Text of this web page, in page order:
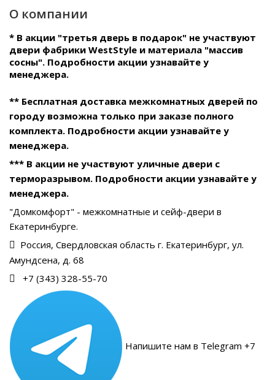
О компании
* В акции "третья дверь в подарок" не участвуют
двери фабрики WestStyle и материала "массив
сосны". Подробности акции узнавайте у
менеджера.
** Бесплатная доставка межкомнатных дверей по
городу возможна только при заказе полного
комплекта. Подробности акции узнавайте у
менеджера.
*** В акции не участвуют уличные двери с
терморазрывом. Подробности акции узнавайте у
менеджера.
"Домкомфорт" - межкомнатные и сейф-двери в
Екатеринбурге.
Россия, Свердловская область г. Екатеринбург, ул.
Амундсена, д. 68
+7 (343) 328-55-70
Напишите нам в Telegram +7